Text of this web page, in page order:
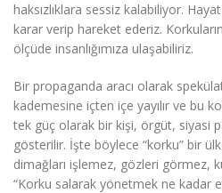
haksızlıklara sessiz kalabiliyor.
karar verip hareket ederiz.
ölçüde insanlığımıza ulaşabiliriz.
Bir propaganda aracı olarak
kademesine içten içe yayılır ve bu
tek güç olarak bir kişi, örgüt, siyasi
gösterilir. İşte böylece “korku” bir
dimağları işlemez, gözleri görmez,
“Korku salarak yönetmek ne kadar